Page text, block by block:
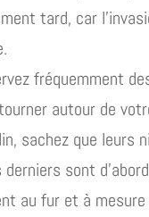
tard, car
fréquemment
autour de
sachez que leurs
derniers sont
au fur et à mesure